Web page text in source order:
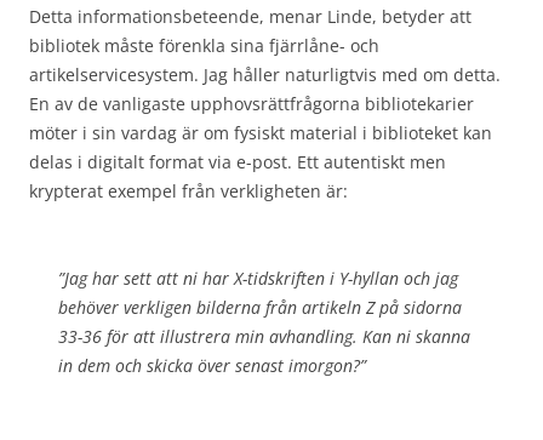
Detta informationsbeteende, menar Linde, betyder att
bibliotek måste förenkla sina fjärrlåne- och
artikelservicesystem. Jag håller naturligtvis med om detta.
En av de vanligaste upphovsrättfrågorna bibliotekarier
möter i sin vardag är om fysiskt material i biblioteket kan
delas i digitalt format via e-post. Ett autentiskt men
krypterat exempel från verkligheten är:
”Jag har sett att ni har X-tidskriften i Y-hyllan och jag
behöver verkligen bilderna från artikeln Z på sidorna
33-36 för att illustrera min avhandling. Kan ni skanna
in dem och skicka över senast imorgon?”